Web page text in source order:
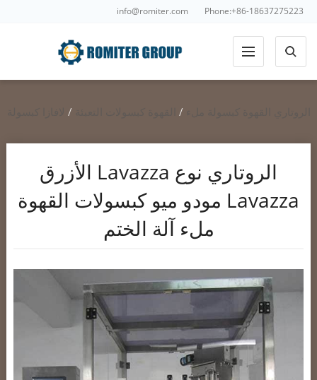
info@romiter.com Phone:+86-18637275223
/
/
ملء الختم
الروتاري نوع Lavazza الأزرق
Lavazza مودو ميو كبسولات القهوة
ملء آلة الختم